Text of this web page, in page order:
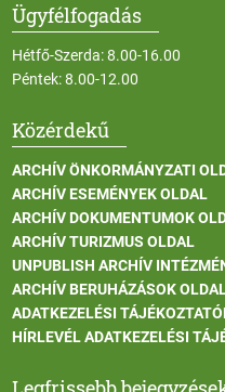
Ügyfélfogadás
Hétfő-Szerda: 8.00-16.00
Péntek: 8.00-12.00
Közérdekű
ARCHÍV ÖNKORMÁNYZATI
ARCHÍV ESEMÉNYEK OLDAL
ARCHÍV DOKUMENTUMOK
ARCHÍV TURIZMUS OLDAL
UNPUBLISH ARCHÍV
ARCHÍV BERUHÁZÁSOK
ADATKEZELÉSI
HÍRLEVÉL ADATKEZELÉSI